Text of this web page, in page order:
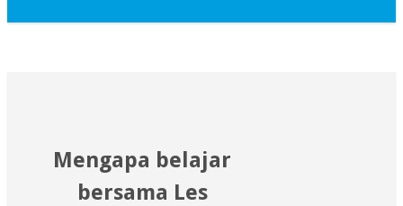
Mengapa belajar
bersama Les